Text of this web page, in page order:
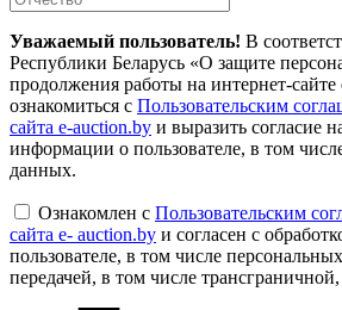
Уважаемый пользователь! В
Республики Беларусь «О защите
продолжения работы на интернет-
ознакомиться с Пользовательским
сайта e-auction.by и выразить согласие
информации о пользователе, в том
данных.
Ознакомлен с Пользовательским
сайта e- auction.by и согласен с
пользователе, в том числе
передачей, в том числе